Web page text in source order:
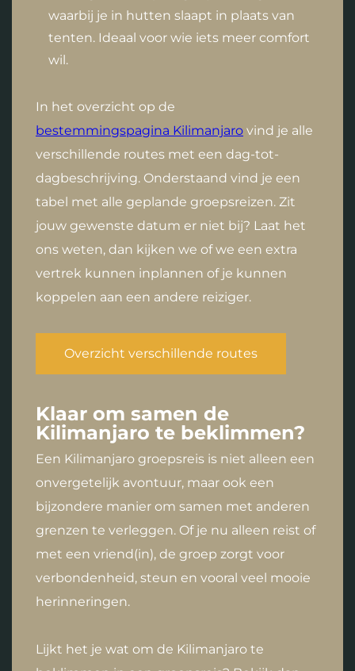
waarbij je in hutten slaapt in plaats van
tenten. Ideaal voor wie iets meer comfort
wil.
In het overzicht op de
bestemmingspagina Kilimanjaro vind je alle
verschillende routes met een dag-tot-
dagbeschrijving. Onderstaand vind je een
tabel met alle geplande groepsreizen. Zit
jouw gewenste datum er niet bij? Laat het
ons weten, dan kijken we of we een extra
vertrek kunnen inplannen of je kunnen
koppelen aan een andere reiziger.
Overzicht verschillende routes
Klaar om samen de
Kilimanjaro te beklimmen?
Een Kilimanjaro groepsreis is niet alleen een
onvergetelijk avontuur, maar ook een
bijzondere manier om samen met anderen
grenzen te verleggen. Of je nu alleen reist of
met een vriend(in), de groep zorgt voor
verbondenheid, steun en vooral veel mooie
herinneringen.
Lijkt het je wat om de Kilimanjaro te